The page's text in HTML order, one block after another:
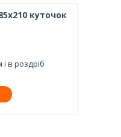
куточок
в роздріб